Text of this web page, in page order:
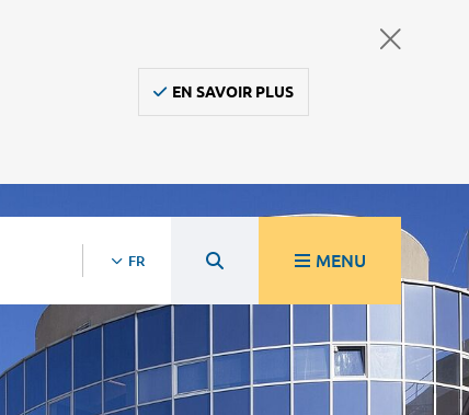
EN SAVOIR PLUS
FR MENU